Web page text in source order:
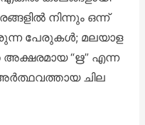
നിന്നും ഒന്ന്
വരുന്ന പേരുകൾ; മലയാള
“ഋ” എന്ന
ചില